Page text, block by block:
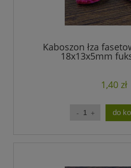
Kaboszon łza
18x13x5mm
1,40 zł
do